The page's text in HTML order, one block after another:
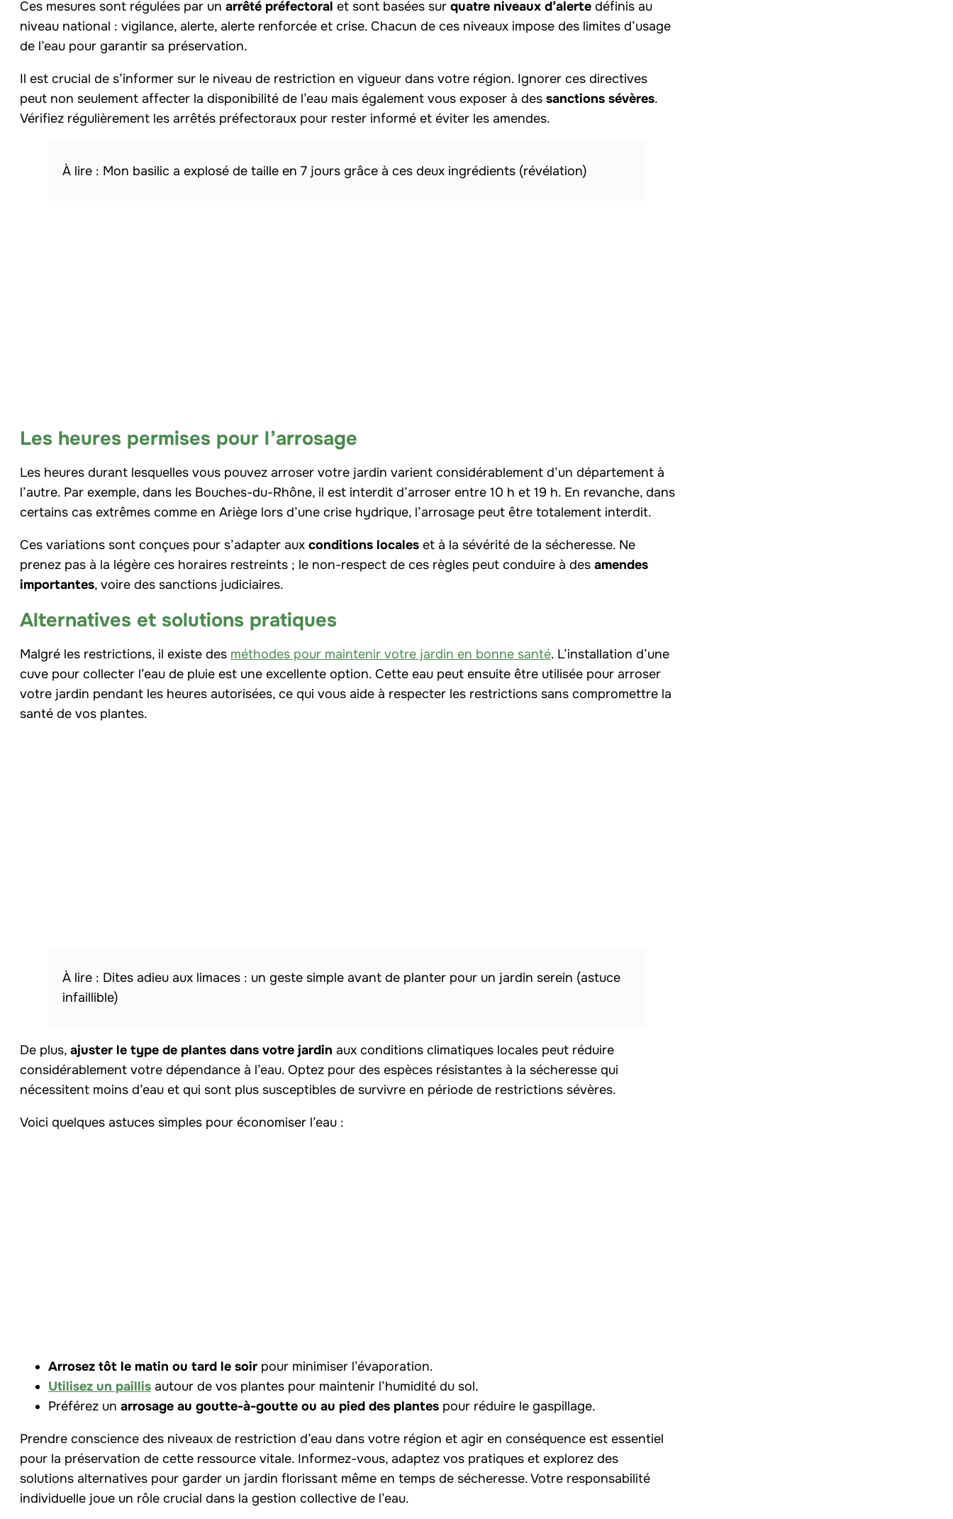
Ces mesures sont régulées par un arrêté préfectoral et sont basées sur quatre niveaux d’alerte définis au
niveau national : vigilance, alerte, alerte renforcée et crise. Chacun de ces niveaux impose des limites d’usage
de l’eau pour garantir sa préservation.
Il est crucial de s’informer sur le niveau de restriction en vigueur dans votre région. Ignorer ces directives
peut non seulement affecter la disponibilité de l’eau mais également vous exposer à des sanctions sévères.
Vérifiez régulièrement les arrêtés préfectoraux pour rester informé et éviter les amendes.
Mon basilic a explosé de taille en 7 jours grâce à ces deux ingrédients (révélation)
Les heures permises pour l’arrosage
Les heures durant lesquelles vous pouvez arroser votre jardin varient considérablement d’un département à
l’autre. Par exemple, dans les Bouches-du-Rhône, il est interdit d’arroser entre 10 h et 19 h. En revanche, dans
certains cas extrêmes comme en Ariège lors d’une crise hydrique, l’arrosage peut être totalement interdit.
Ces variations sont conçues pour s’adapter aux conditions locales et à la sévérité de la sécheresse. Ne
prenez pas à la légère ces horaires restreints ; le non-respect de ces règles peut conduire à des amendes
importantes, voire des sanctions judiciaires.
Alternatives et solutions pratiques
Malgré les restrictions, il existe des méthodes pour maintenir votre jardin en bonne santé. L’installation d’une
cuve pour collecter l’eau de pluie est une excellente option. Cette eau peut ensuite être utilisée pour arroser
votre jardin pendant les heures autorisées, ce qui vous aide à respecter les restrictions sans compromettre la
santé de vos plantes.
Dites adieu aux limaces : un geste simple avant de planter pour un jardin serein (astuce
infaillible)
De plus, ajuster le type de plantes dans votre jardin aux conditions climatiques locales peut réduire
considérablement votre dépendance à l’eau. Optez pour des espèces résistantes à la sécheresse qui
nécessitent moins d’eau et qui sont plus susceptibles de survivre en période de restrictions sévères.
Voici quelques astuces simples pour économiser l’eau :
Arrosez tôt le matin ou tard le soir pour minimiser l’évaporation.
Utilisez un paillis autour de vos plantes pour maintenir l’humidité du sol.
Préférez un arrosage au goutte-à-goutte ou au pied des plantes pour réduire le gaspillage.
Prendre conscience des niveaux de restriction d’eau dans votre région et agir en conséquence est essentiel
pour la préservation de cette ressource vitale. Informez-vous, adaptez vos pratiques et explorez des
solutions alternatives pour garder un jardin florissant même en temps de sécheresse. Votre responsabilité
individuelle joue un rôle crucial dans la gestion collective de l’eau.